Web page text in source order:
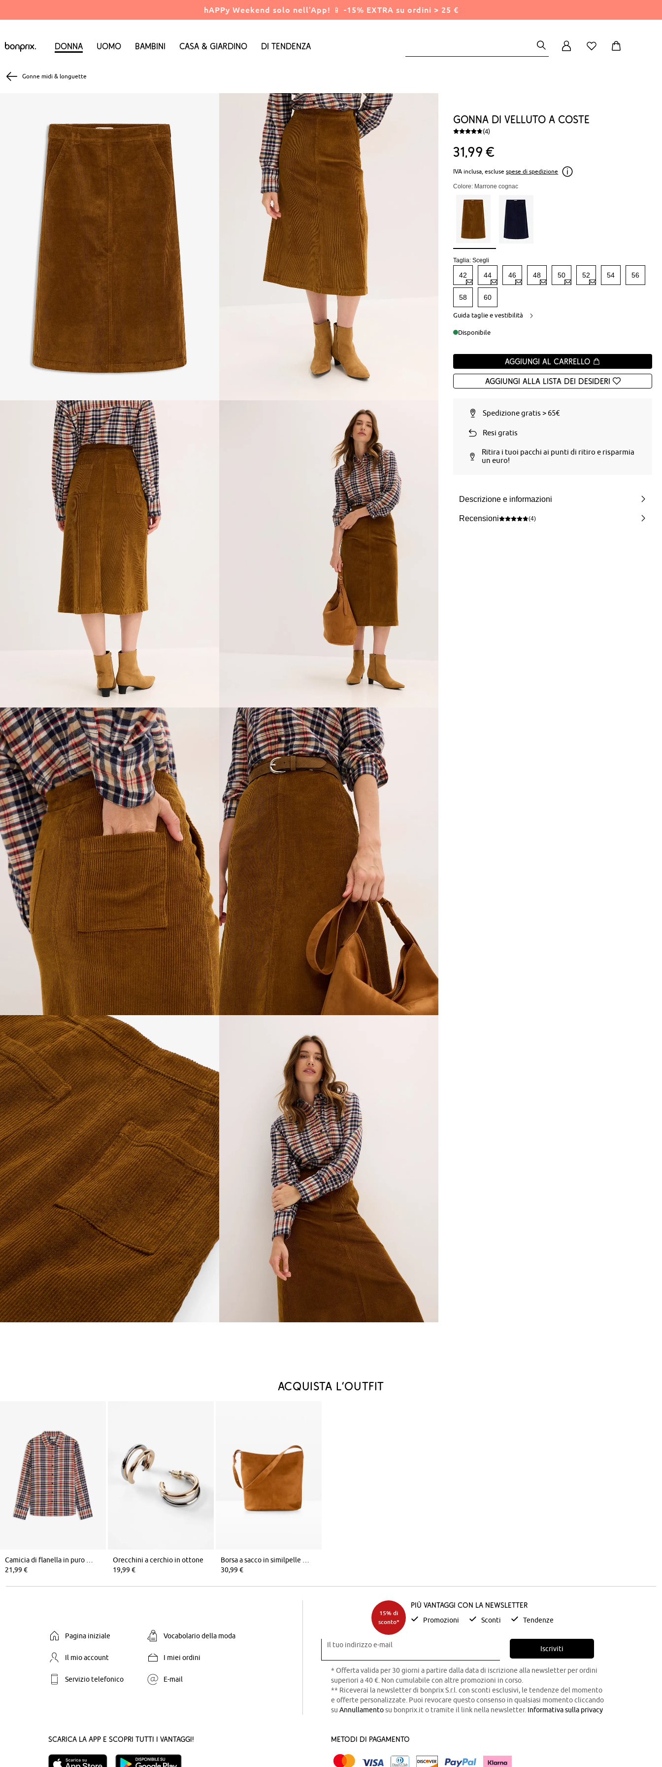
hAPPy Weekend solo nell'App! 📱 -15% EXTRA su ordini > 25 €
Donna Uomo Bambini Casa & Giardino Di tendenza
Gonne midi & longuette
Gonna di velluto a coste
(4)
31 99 €
IVA inclusa, escluse spese di spedizione
Colore: Marrone cognac
Taglia:Scegli
42 44 46 48 50 52 54 56
58 60
Guida taglie e vestibilità
Disponibile
Aggiungi al carrello
Aggiungi alla Lista dei desideri
Spedizione gratis > 65€
Resi gratis
Ritira i tuoi pacchi ai punti di ritiro e risparmia
un euro!
Descrizione e informazioni
Recensioni (4)
Acquista l‘outfit
21,99 €
Orecchini a cerchio in ottone
19,99 €
30,99 €
Pagina iniziale Vocabolario della moda
Il mio account I miei ordini
Servizio telefonico E-mail
15% di
sconto*
Più vantaggi con la newsletter
Promozioni Sconti Tendenze
Il tuo indirizzo e-mail Iscriviti
* Offerta valida per 30 giorni a partire dalla data di iscrizione alla newsletter per ordini
superiori a 40 €. Non cumulabile con altre promozioni in corso.
** Riceverai la newsletter di bonprix S.r.l. con sconti esclusivi, le tendenze del momento
e offerte personalizzate. Puoi revocare questo consenso in qualsiasi momento cliccando
su Annullamentosu bonprix.it o tramite il link nella newsletter. Informativa sulla privacy
Scarica la App e scopri tutti i vantaggi! Metodi di pagamento